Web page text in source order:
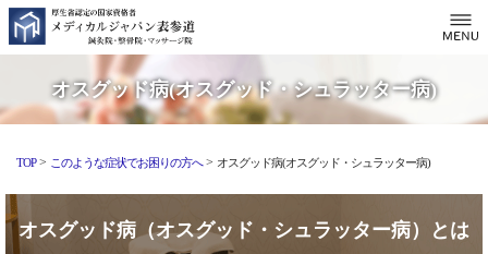
オスグッド病(オスグッド・シュラッター病)
TOP> このような症状でお困りの方へ> オスグッド病(オスグッド・シュラッター病)
オスグッド病（オスグッド・シュラッター病）とは